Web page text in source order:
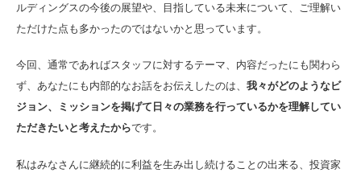
ルディングスの今後の展望や、目指している未来について、ご理解い
ただけた点も多かったのではないかと思っています。
今回、通常であればスタッフに対するテーマ、内容だったにも関わら
ず、あなたにも内部的なお話をお伝えしたのは、 我々がどのようなビ
ジョン、ミッションを掲げて日々の業務を行っているかを理解してい
ただきたいと考えたからです。
私はみなさんに継続的に利益を生み出し続けることの出来る、投資家